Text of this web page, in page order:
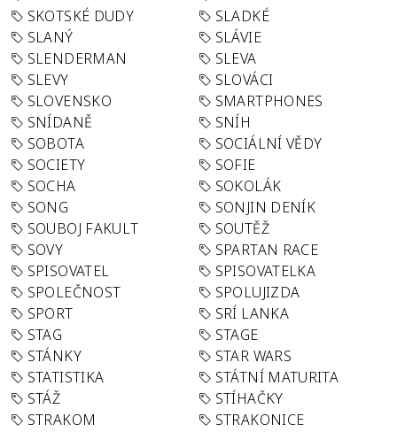
SKOTSKÉ DUDY
SLADKÉ
SLANÝ
SLÁVIE
SLENDERMAN
SLEVA
SLEVY
SLOVÁCI
SLOVENSKO
SMARTPHONES
SNÍDANĚ
SNÍH
SOBOTA
SOCIÁLNÍ VĚDY
SOCIETY
SOFIE
SOCHA
SOKOLÁK
SONG
SONJIN DENÍK
SOUBOJ FAKULT
SOUTĚŽ
SOVY
SPARTAN RACE
SPISOVATEL
SPISOVATELKA
SPOLEČNOST
SPOLUJIZDA
SPORT
SRÍ LANKA
STAG
STAGE
STÁNKY
STAR WARS
STATISTIKA
STÁTNÍ MATURITA
STÁŽ
STÍHAČKY
STRAKOM
STRAKONICE